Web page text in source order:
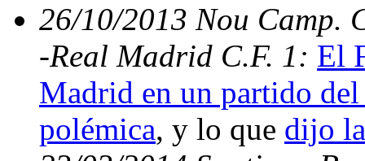
26/10/2013 Nou Camp.
-Real Madrid C.F. 1: El
Madrid en un partido
polémica, y lo que dijo